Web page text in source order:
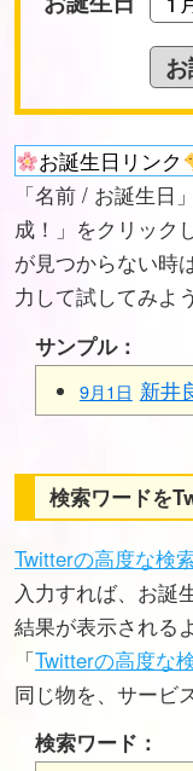
お誕生日リンク
「名前 / お誕生日
成！」をクリック
が見つからない時
力して試してみよ
サンプル：
9月1日 新井
検索ワードを
Twitterの高度な検
入力すれば、お誕
結果が表示される
「Twitterの高度な
同じ物を、サービ
検索ワード：